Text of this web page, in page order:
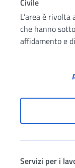
Civile
L’area è
che hanno
affidamento e
Servizi per i